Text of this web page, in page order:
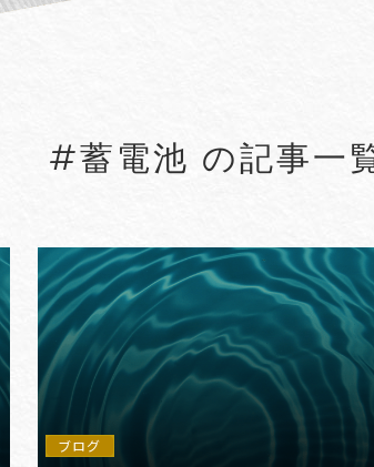
#Arbitration
VIEW MORE
#蓄電池 の記事一
ブログ